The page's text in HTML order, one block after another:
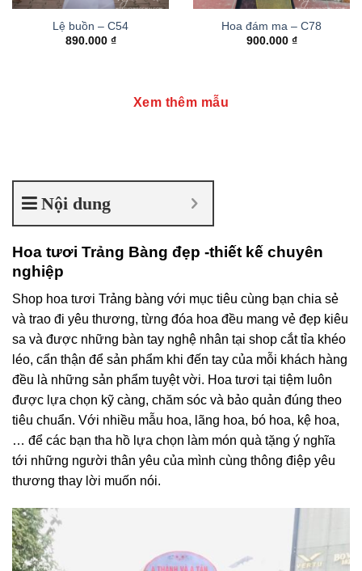
Lệ buồn – C54
890.000 ₫
Hoa đám ma – C78
900.000 ₫
Xem thêm mẫu
Nội dung
Hoa tươi Trảng Bàng đẹp -thiết kế chuyên
nghiệp
Shop hoa tươi Trảng bàng với mục tiêu cùng bạn chia sẻ
và trao đi yêu thương, từng đóa hoa đều mang vẻ đẹp kiêu
sa và được những bàn tay nghệ nhân tại shop cắt tỉa khéo
léo, cẩn thận để sản phẩm khi đến tay của mỗi khách hàng
đều là những sản phẩm tuyệt vời. Hoa tươi tại tiệm luôn
được lựa chọn kỹ càng, chăm sóc và bảo quản đúng theo
tiêu chuẩn. Với nhiều mẫu hoa, lãng hoa, bó hoa, kệ hoa,
… để các bạn tha hồ lựa chọn làm món quà tặng ý nghĩa
tới những người thân yêu của mình cùng thông điệp yêu
thương thay lời muốn nói.